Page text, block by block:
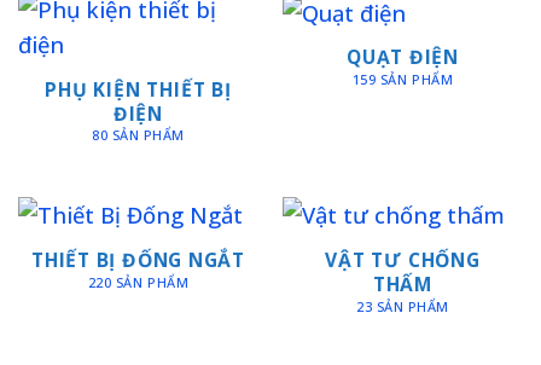
PHỤ KIỆN THIẾT BỊ
ĐIỆN
80 SẢN PHẨM
QUẠT ĐIỆN
159 SẢN PHẨM
THIẾT BỊ ĐỐNG NGẮT
220 SẢN PHẨM
VẬT TƯ CHỐNG
THẤM
23 SẢN PHẨM